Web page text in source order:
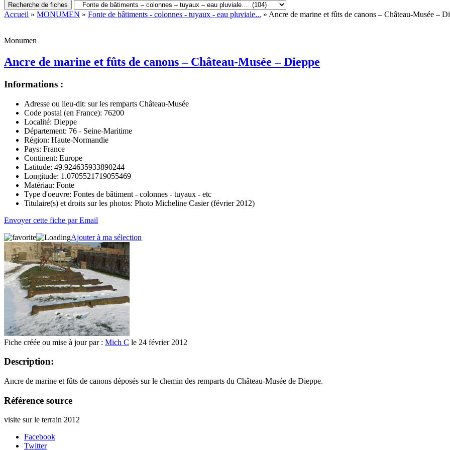
Recherche de fiches
Accueil » MONUMEN » Fonte de bâtiments - colonnes - tuyaux - eau pluviale... » Ancre de marine et fûts de canons – Château-Musée –
Monumen
Ancre de marine et fûts de canons – Château-Musée – Dieppe
Informations :
Adresse ou lieu-dit: sur les remparts Château-Musée
Code postal (en France): 76200
Localité: Dieppe
Département: 76 - Seine-Maritime
Région: Haute-Normandie
Pays: France
Continent: Europe
Latitude: 49.924635933890244
Longitude: 1.0705521719055469
Matériau: Fonte
Type d'oeuvre: Fontes de bâtiment - colonnes - tuyaux - etc
Titulaire(s) et droits sur les photos: Photo Micheline Casier (février 2012)
Envoyer cette fiche par Email
Ajouter à ma sélection
Fiche créée ou mise à jour par : Mich C le 24 février 2012
Description:
Ancre de marine et fûts de canons déposés sur le chemin des remparts du Château-Musée de Dieppe.
Référence source
visite sur le terrain 2012
Facebook
Twitter